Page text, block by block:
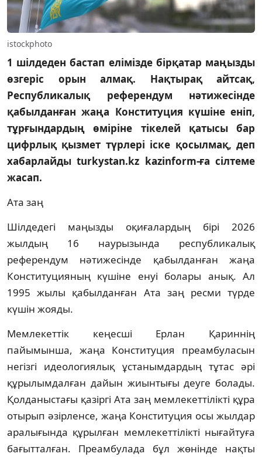
istockphoto
1 шілдеден бастап елімізде бірқатар маңызды
өзгеріс орын алмақ. Нақтырақ айтсақ,
Республикалық референдум нәтижесінде
қабылданған жаңа Конституция күшіне еніп,
тұрғындардың өміріне тікелей қатысы бар
цифрлық қызмет түрлері іске қосылмақ, деп
хабарлайды turkystan.kz kazinform-ға сілтеме
жасап.
Ата заң
Шілдедегі маңызды оқиғалардың бірі 2026
жылдың 16 наурызында республикалық
референдум нәтижесінде қабылданған жаңа
Конституцияның күшіне енуі болары анық. Ал
1995 жылы қабылданған Ата заң ресми түрде
күшін жояды.
Мемлекеттік кеңесші Ерлан Қариннің
пайымынша, жаңа Конституция преамбуласын
негізгі идеологиялық ұстанымдардың тұтас әрі
құрылымдалған дайын жиынтығы деуге болады.
Қолданыстағы қазіргі Ата заң мемлекеттiлiкті құра
отырып әзірленсе, жаңа Конституция осы жылдар
аралығында құрылған мемлекеттілікті нығайтуға
бағытталған. Преамбулада бұл жөнінде нақты